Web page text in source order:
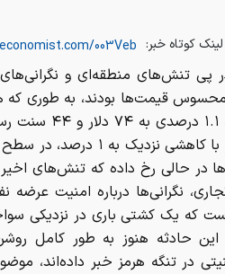
لینک کوتاه خبر:
تنش‌های منطقه‌ای و نگرانی‌های
قیمت‌ها بودند، به طوری که
شمال با کاهشی
در حالی رخ داده که تنش‌های
نگرانی‌ها درباره امنیت عرضه
که یک کشتی باری در نزدیکی
این حادثه هنوز به طور کامل
در تنگه هرمز خبر داده‌اند،